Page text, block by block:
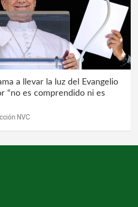
a llevar la luz del Evangelio
“no es comprendido ni es
NVC